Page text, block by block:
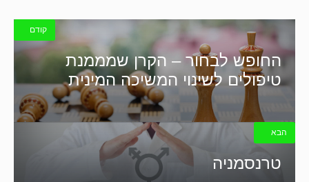
קודם
החופש לבחור – הקרן שמממנת
טיפולים לשינוי המשיכה המינית
טרנסמניה
הבא